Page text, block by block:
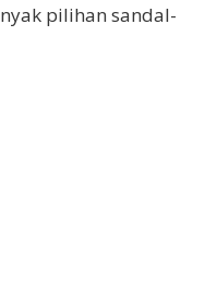
pilihan sandal-